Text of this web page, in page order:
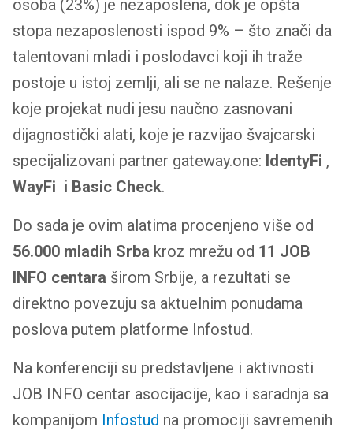
osoba (23%) je nezaposlena, dok je opšta
stopa nezaposlenosti ispod 9% – što znači da
talentovani mladi i poslodavci koji ih traže
postoje u istoj zemlji, ali se ne nalaze. Rešenje
koje projekat nudi jesu naučno zasnovani
dijagnostički alati, koje je razvijao švajcarski
specijalizovani partner gateway.one: IdentyFi ,
WayFi i Basic Check.
Do sada je ovim alatima procenjeno više od
56.000 mladih Srba kroz mrežu od 11 JOB
INFO centara širom Srbije, a rezultati se
direktno povezuju sa aktuelnim ponudama
poslova putem platforme Infostud.
Na konferenciji su predstavljene i aktivnosti
JOB INFO centar asocijacije, kao i saradnja sa
kompanijom Infostud na promociji savremenih